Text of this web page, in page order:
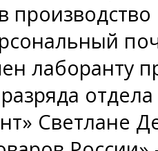
лаборанту
Светлане